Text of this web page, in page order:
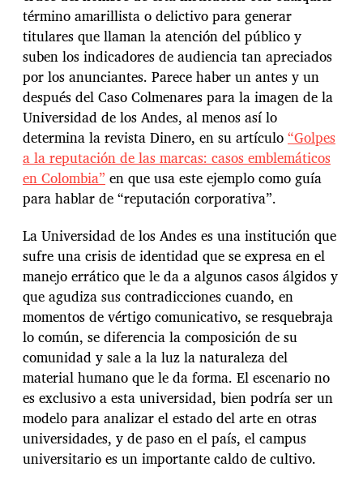
término amarillista o delictivo para generar
titulares que llaman la atención del público y
suben los indicadores de audiencia tan apreciados
por los anunciantes. Parece haber un antes y un
después del Caso Colmenares para la imagen de la
Universidad de los Andes, al menos así lo
determina la revista Dinero, en su artículo“Golpes
a la reputación de las marcas: casos emblemáticos
en Colombia” en que usa este ejemplo como guía
para hablar de “reputación corporativa”.
La Universidad de los Andes es una institución que
sufre una crisis de identidad que se expresa en el
manejo errático que le da a algunos casos álgidos y
que agudiza sus contradicciones cuando, en
momentos de vértigo comunicativo, se resquebraja
lo común, se diferencia la composición de su
comunidad y sale a la luz la naturaleza del
material humano que le da forma. El escenario no
es exclusivo a esta universidad, bien podría ser un
modelo para analizar el estado del arte en otras
universidades, y de paso en el país, el campus
universitario es un importante caldo de cultivo.